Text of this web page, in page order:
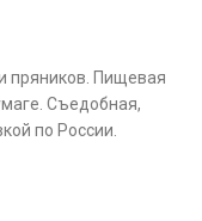
пряников. Пищевая
Съедобная,
по России.